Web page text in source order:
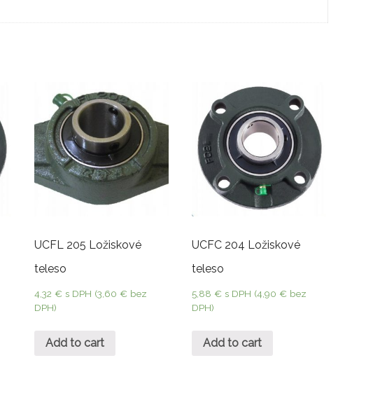
UCFL 205 Ložiskové
teleso
4,32 € s DPH (3,60 €bez
DPH)
Add to cart
UCFC 204 Ložiskové
teleso
5,88€ s DPH (4,90€ bez
DPH)
Add to cart